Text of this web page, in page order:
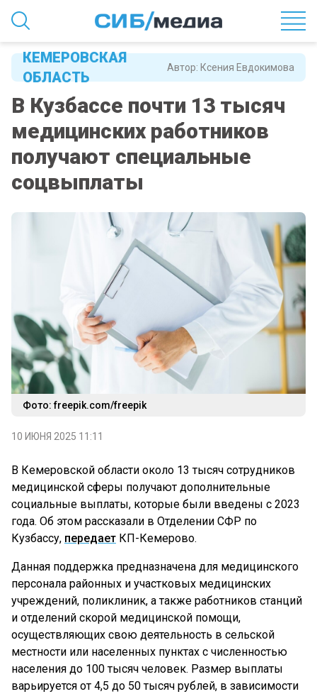
Автор: Ксения Евдокимова
КЕМЕРОВСКАЯ
ОБЛАСТЬ
В Кузбассе почти 13 тысяч
медицинских работников
получают специальные
соцвыплаты
Фото: freepik.com/freepik
10 ИЮНЯ 2025 11:11
В Кемеровской области около 13 тысяч сотрудников
медицинской сферы получают дополнительные
социальные выплаты, которые были введены с 2023
года. Об этом рассказали в Отделении СФР по
Кузбассу, передает КП-Кемерово.
Данная поддержка предназначена для медицинского
персонала районных и участковых медицинских
учреждений, поликлиник, а также работников станций
и отделений скорой медицинской помощи,
осуществляющих свою деятельность в сельской
местности или населенных пунктах с численностью
населения до 100 тысяч человек. Размер выплаты
варьируется от 4,5 до 50 тысяч рублей, в зависимости